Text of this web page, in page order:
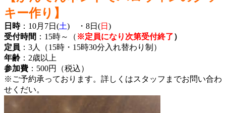
キー作り】
日時：10月7日(土) ・8日(日 )
受付時間 ：15時～（ ※定員になり次第受付終了）
定員 ：3人（15時・15時30分入れ替わり制）
年齢 ：2歳以上
参加費 ：500円（税込）
※ご予約承っております。詳しくはスタッフまでお問い合わ
せくだい。